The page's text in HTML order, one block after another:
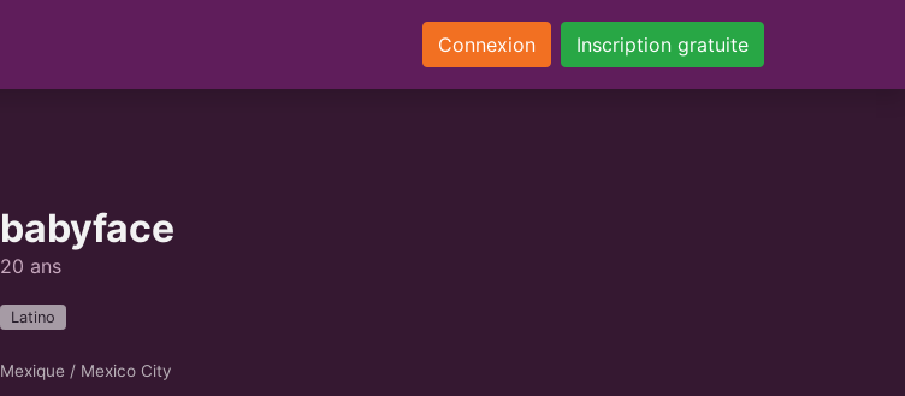
Connexion Inscription gratuite
babyface
20 ans
Latino
Mexique / Mexico City